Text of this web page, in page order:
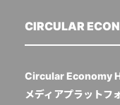
CIRCULAR
Circular Economy
メディアプラットフ